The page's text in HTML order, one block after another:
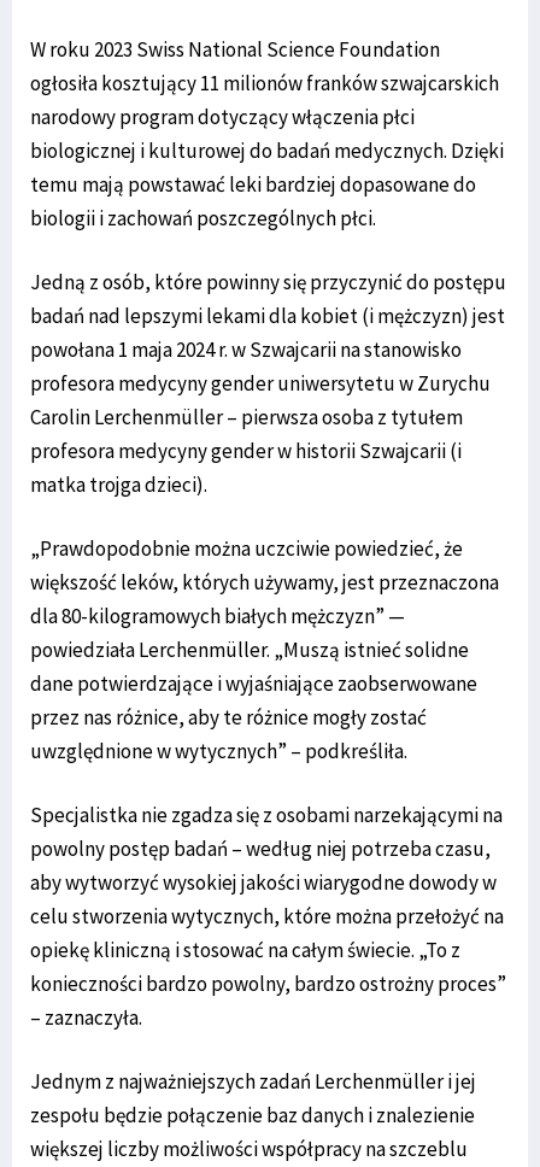
W roku 2023 Swiss National Science Foundation
ogłosiła kosztujący 11 milionów franków szwajcarskich
narodowy program dotyczący włączenia płci
biologicznej i kulturowej do badań medycznych. Dzięki
temu mają powstawać leki bardziej dopasowane do
biologii i zachowań poszczególnych płci.
Jedną z osób, które powinny się przyczynić do postępu
badań nad lepszymi lekami dla kobiet (i mężczyzn) jest
powołana 1 maja 2024 r. w Szwajcarii na stanowisko
profesora medycyny gender uniwersytetu w Zurychu
Carolin Lerchenmüller – pierwsza osoba z tytułem
profesora medycyny gender w historii Szwajcarii (i
matka trojga dzieci).
„Prawdopodobnie można uczciwie powiedzieć, że
większość leków, których używamy, jest przeznaczona
dla 80-kilogramowych białych mężczyzn” —
powiedziała Lerchenmüller. „Muszą istnieć solidne
dane potwierdzające i wyjaśniające zaobserwowane
przez nas różnice, aby te różnice mogły zostać
uwzględnione w wytycznych” – podkreśliła.
Specjalistka nie zgadza się z osobami narzekającymi na
powolny postęp badań – według niej potrzeba czasu,
aby wytworzyć wysokiej jakości wiarygodne dowody w
celu stworzenia wytycznych, które można przełożyć na
opiekę kliniczną i stosować na całym świecie. „To z
konieczności bardzo powolny, bardzo ostrożny proces”
– zaznaczyła.
Jednym z najważniejszych zadań Lerchenmüller i jej
zespołu będzie połączenie baz danych i znalezienie
większej liczby możliwości współpracy na szczeblu